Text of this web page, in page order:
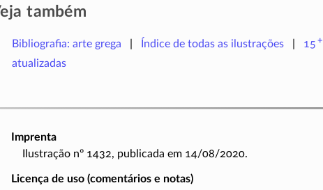
também
Bibliografia: arte grega Índice de todas as ilustrações 15 +
atualizadas
Imprenta
Ilustração nº 1432, publicada em 14/08/2020.
Licença de uso (comentários e notas)